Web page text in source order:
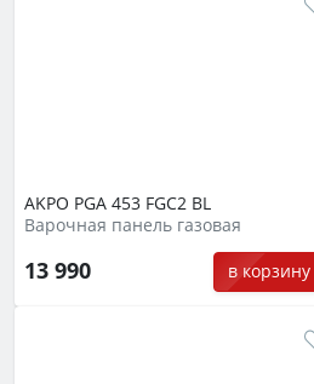
AKPO PGA 453 FGC2 BL
Варочная панель газовая
13 990 в корзину